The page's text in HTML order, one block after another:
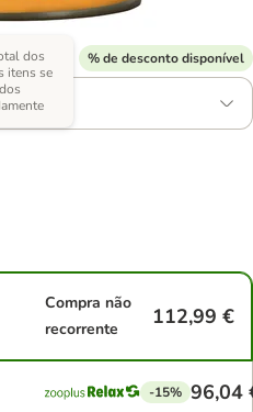
% de desconto disponível
dos
itens se
Compra não
recorrente
112,99 €
-15% 96,04